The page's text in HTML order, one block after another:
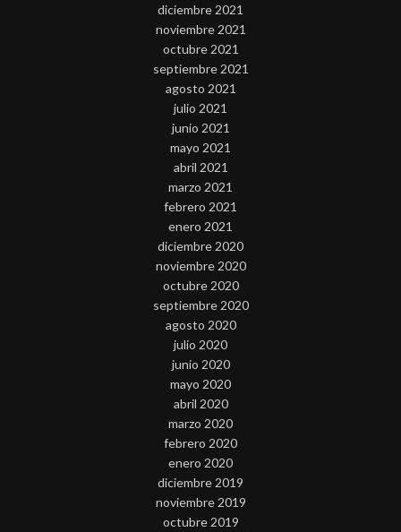
diciembre 2021
noviembre 2021
octubre 2021
septiembre 2021
agosto 2021
julio 2021
junio 2021
mayo 2021
abril 2021
marzo 2021
febrero 2021
enero 2021
diciembre 2020
noviembre 2020
octubre 2020
septiembre 2020
agosto 2020
julio 2020
junio 2020
mayo 2020
abril 2020
marzo 2020
febrero 2020
enero 2020
diciembre 2019
noviembre 2019
octubre 2019